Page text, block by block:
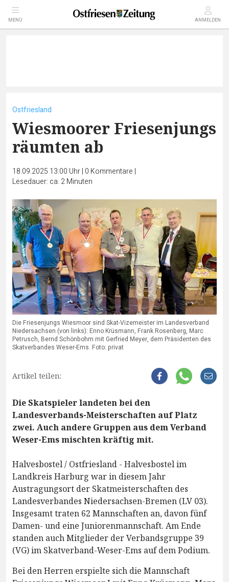
MENÜ ANMELDEN
Ostfriesland
Wiesmoorer Friesenjungs
räumten ab
18.09.2025 13:00 Uhr| 0 Kommentare |
Lesedauer: ca. 2 Minuten
Die Friesenjungs Wiesmoor sind Skat-Vizemeister im Landesverband
Niedersachsen (von links): Enno Krüsmann, Frank Rosenberg, Marc
Petrusch, Bernd Schönbohm mit Gerfried Meyer, dem Präsidenten des
Skatverbandes Weser-Ems. Foto: privat
Artikel teilen:
Die Skatspieler landeten bei den
Landesverbands-Meisterschaften auf Platz
zwei. Auch andere Gruppen aus dem Verband
Weser-Ems mischten kräftig mit.
Halvesbostel / Ostfriesland - Halvesbostel im
Landkreis Harburg war in diesem Jahr
Austragungsort der Skatmeisterschaften des
Landesverbandes Niedersachsen-Bremen (LV 03).
Insgesamt traten 62 Mannschaften an, davon fünf
Damen- und eine Juniorenmannschaft. Am Ende
standen auch Mitglieder der Verbandsgruppe 39
(VG) im Skatverband-Weser-Ems auf dem Podium.
Bei den Herren erspielte sich die Mannschaft